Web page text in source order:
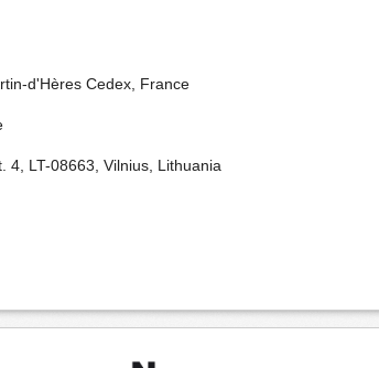
d'Hères Cedex, France
4, LT-08663, Vilnius, Lithuania